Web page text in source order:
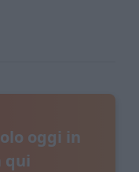
oggi in
qui